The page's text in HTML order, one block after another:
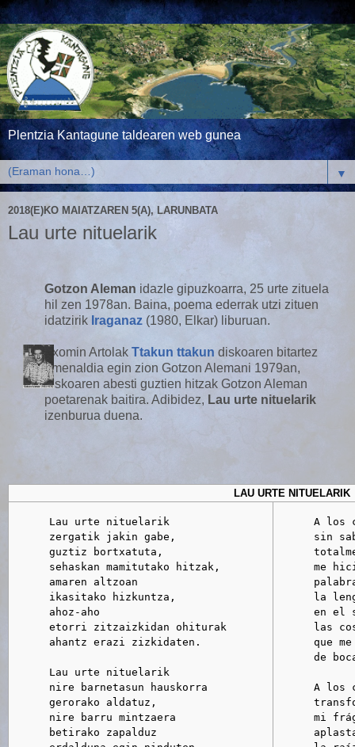
Plentzia Kantagune taldearen web gunea
▼
2018(E)KO MAIATZAREN 5(A), LARUNBATA
Lau urte nituelarik
Gotzon Aleman idazle gipuzkoarra, 25 urte zituela
hil zen 1978an. Baina, poema ederrak utzi zituen
idatzirik Iraganaz (1980, Elkar) liburuan.
Txomin Artolak Ttakun ttakun diskoaren bitartez
omenaldia egin zion Gotzon Alemani 1979an,
diskoaren abesti guztien hitzak Gotzon Aleman
poetarenak baitira. Adibidez, Lau urte nituelarik
izenburua duena.
LAU URTE NITUELARIK
      Lau urte nituelarik
      zergatik jakin gabe,
      guztiz bortxatuta,
      sehaskan mamitutako hitzak,
      amaren altzoan
      ikasitako hizkuntza,
      ahoz-aho
      etorri zitzaizkidan ohiturak
      ahantz erazi zizkidaten.
      Lau urte nituelarik
      nire barnetasun hauskorra
      gerorako aldatuz,
      nire barru mintzaera
      betirako zapalduz
A los
sin
me
la
en el
las
que me
de
A los
mi